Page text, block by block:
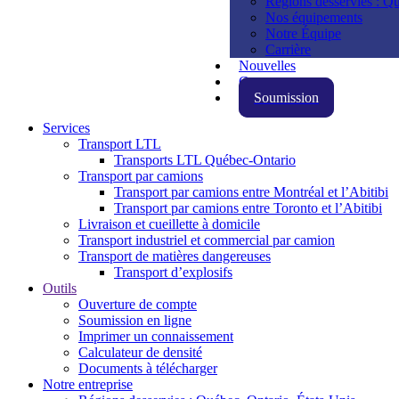
Nos équipements
Notre Équipe
Carrière
Nouvelles
Contact
Soumission
Services
Transport LTL
Transports LTL Québec-Ontario
Transport par camions
Transport par camions entre Montréal et l’Abitibi
Transport par camions entre Toronto et l’Abitibi
Livraison et cueillette à domicile
Transport industriel et commercial par camion
Transport de matières dangereuses
Transport d’explosifs
Outils
Ouverture de compte
Soumission en ligne
Imprimer un connaissement
Calculateur de densité
Documents à télécharger
Notre entreprise